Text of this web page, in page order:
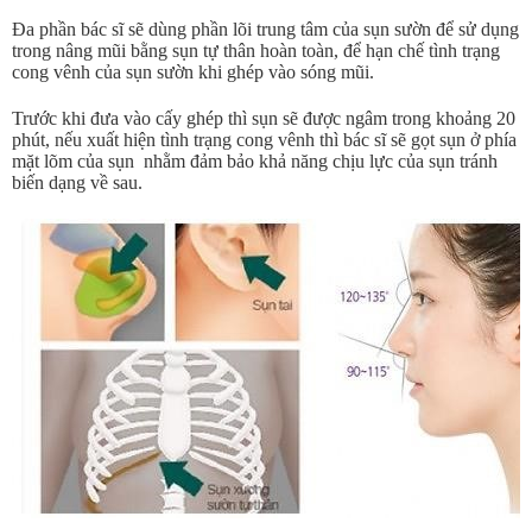
Đa phần bác sĩ sẽ dùng phần lõi trung tâm của sụn sườn để sử dụng
trong nâng mũi bằng sụn tự thân hoàn toàn, để hạn chế tình trạng
cong vênh của sụn sườn khi ghép vào sóng mũi.
Trước khi đưa vào cấy ghép thì sụn sẽ được ngâm trong khoảng 20
phút, nếu xuất hiện tình trạng cong vênh thì bác sĩ sẽ gọt sụn ở phía
mặt lõm của sụn nhằm đảm bảo khả năng chịu lực của sụn tránh
biến dạng về sau.